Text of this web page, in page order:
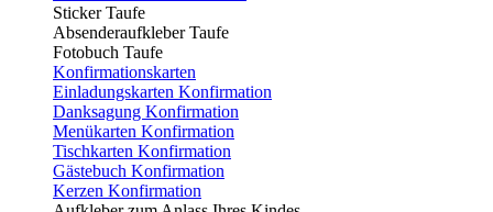
Sticker Taufe
Absenderaufkleber Taufe
Fotobuch Taufe
Konfirmationskarten
Einladungskarten Konfirmation
Danksagung Konfirmation
Menükarten Konfirmation
Tischkarten Konfirmation
Gästebuch Konfirmation
Kerzen Konfirmation